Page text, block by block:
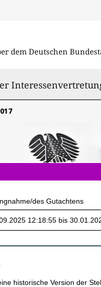
dem Deutschen
des Gutachtens
historische Version der